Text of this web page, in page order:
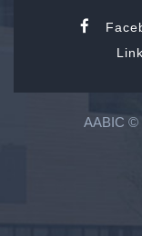
AABIC ©